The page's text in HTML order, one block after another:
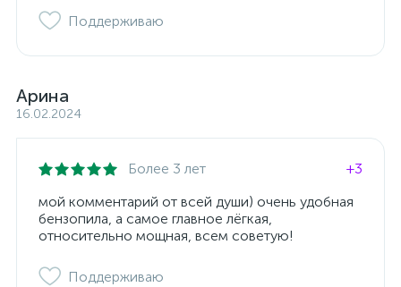
Поддерживаю
Арина
16.02.2024
Более 3 лет
+3
мой комментарий от всей души) очень удобная
бензопила, а самое главное лёгкая,
относительно мощная, всем советую!
Поддерживаю